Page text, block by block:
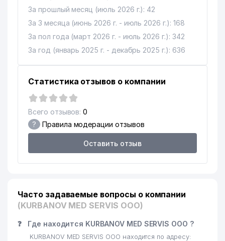
За прошлый месяц (июль 2026 г.): 42
За 3 месяца (июнь 2026 г. - июль 2026 г.): 168
За пол года (март 2026 г. - июль 2026 г.): 342
За год (январь 2025 г. - декабрь 2025 г.): 636
Статистика отзывов о компании
Всего отзывов: 0
? Правила модерации отзывов
Оставить отзыв
Часто задаваемые вопросы о компании
(KURBANOV MED SERVIS ООО)
❓ Где находится KURBANOV MED SERVIS ООО ?
KURBANOV MED SERVIS ООО находится по адресу: